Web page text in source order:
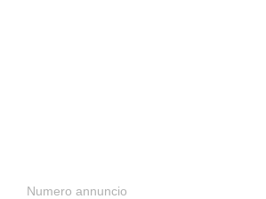
Numero annuncio